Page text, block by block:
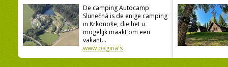
De camping Autocamp
Slunečná is de enige camping
in Krkonoše, die het u
mogelijk maakt om een
vakant...
www pagina's